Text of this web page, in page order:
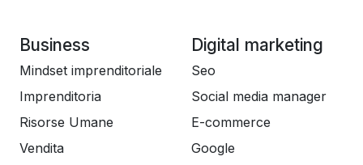
Business
Mindset imprenditoriale
Imprenditoria
Risorse Umane
Vendita
Digital marketing
Seo
Social media manager
E-commerce
Google